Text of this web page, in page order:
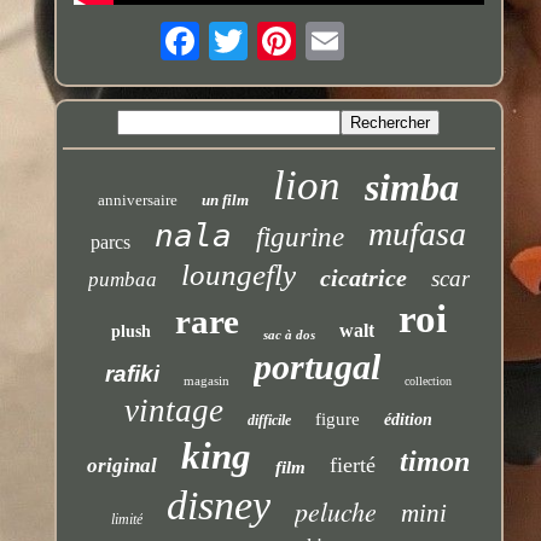
anniversaire un film lion simba
parcs nala figurine mufasa
pumbaa loungefly cicatrice scar
plush rare sac à dos walt roi
rafiki magasin portugal collection
vintage difficile figure édition
original king film fierté timon
limité disney peluche mini